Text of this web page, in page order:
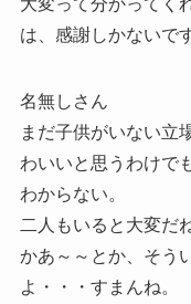
大変って分かってく
は、感謝しかないで
名無しさん
まだ子供がいない立
わいいと思うわけで
わからない。
二人もいると大変だ
かあ～～とか、そう
よ・・・すまんね。